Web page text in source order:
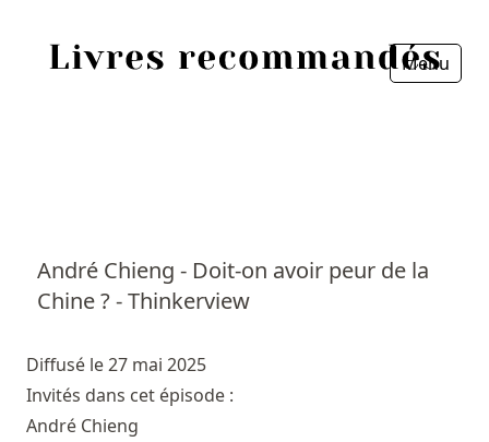
Menu
André Chieng - Doit-on avoir peur de la
Chine ? - Thinkerview
Diffusé le 27 mai 2025
Invités dans cet épisode :
André Chieng
Personnes
Livres
Livres les plus recommandés
Fermer